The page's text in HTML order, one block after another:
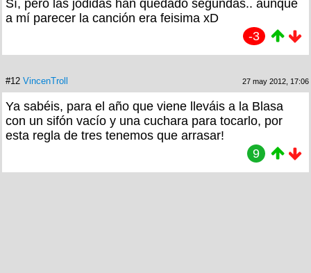
Sí, pero las jodidas han quedado segundas.. aunque
a mí parecer la canción era feisima xD
-3
#12 VincenTroll 27 may 2012, 17:06
Ya sabéis, para el año que viene lleváis a la Blasa
con un sifón vacío y una cuchara para tocarlo, por
esta regla de tres tenemos que arrasar!
9